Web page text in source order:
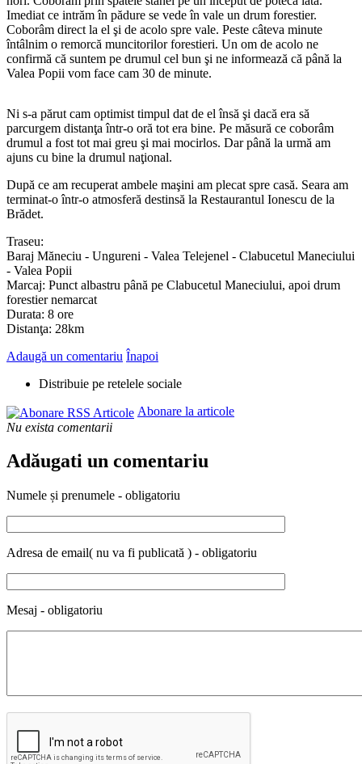
Imediat ce intrăm în pădure se vede în vale un drum forestier.
Coborâm direct la el şi de acolo spre vale. Peste câteva minute
întâlnim o remorcă muncitorilor forestieri. Un om de acolo ne
confirmă că suntem pe drumul cel bun şi ne informează că până la
Valea Popii vom face cam 30 de minute.
Ni s-a părut cam optimist timpul dat de el însă şi dacă era să
parcurgem distanţa într-o oră tot era bine. Pe măsură ce coborâm
drumul a fost tot mai greu şi mai mocirlos. Dar până la urmă am
ajuns cu bine la drumul naţional.
După ce am recuperat ambele maşini am plecat spre casă. Seara am
terminat-o într-o atmosferă destinsă la Restaurantul Ionescu de la
Brădet.
Traseu:
Baraj Măneciu - Ungureni - Valea Telejenel - Clabucetul Maneciului
- Valea Popii
Marcaj: Punct albastru până pe Clabucetul Maneciului, apoi drum
forestier nemarcat
Durata: 8 ore
Distanţa: 28km
Adaugă un comentariu Înapoi
Distribuie pe retelele sociale
Abonare la articole
Nu exista comentarii
Adăugati un comentariu
Numele și prenumele - obligatoriu
Adresa de email( nu va fi publicată ) - obligatoriu
Mesaj - obligatoriu